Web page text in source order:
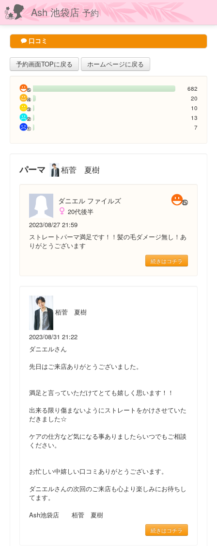
Ash 池袋店予約
口コミ
予約画面TOPに戻る ホームページに戻る
682
20
10
13
7
パーマ 栢菅 夏樹
ダニエル ファイルズ
20代後半
2023/08/27 21:59
ストレートパーマ満足です！！髪の毛ダメージ無し！あ
りがとうございます
続きはコチラ
栢菅 夏樹
2023/08/31 21:22
ダニエルさん
先日はご来店ありがとうございました。
満足と言っていただけてとても嬉しく思います！！
出来る限り傷まないようにストレートをかけさせていた
だきました☆
ケアの仕方など気になる事ありましたらいつでもご相談
ください。
お忙しい中嬉しい口コミありがとうございます。
ダニエルさんの次回のご来店も心より楽しみにお待ちし
てます。
Ash池袋店 栢菅 夏樹
続きはコチラ